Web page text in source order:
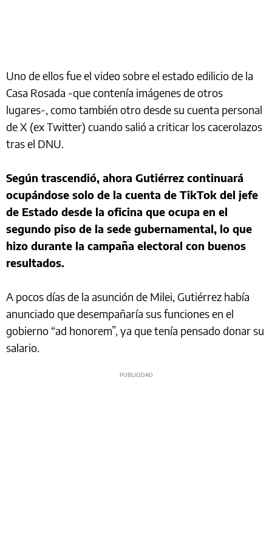
Uno de ellos fue el video sobre el estado edilicio de la
Casa Rosada -que contenía imágenes de otros
lugares-, como también otro desde su cuenta personal
de X (ex Twitter) cuando salió a criticar los cacerolazos
tras el DNU.
Según trascendió, ahora Gutiérrez continuará
ocupándose solo de la cuenta de TikTok del jefe
de Estado desde la oficina que ocupa en el
segundo piso de la sede gubernamental, lo que
hizo durante la campaña electoral con buenos
resultados.
A pocos días de la asunción de Milei, Gutiérrez había
anunciado que desempañaría sus funciones en el
gobierno “ad honorem”, ya que tenía pensado donar su
salario.